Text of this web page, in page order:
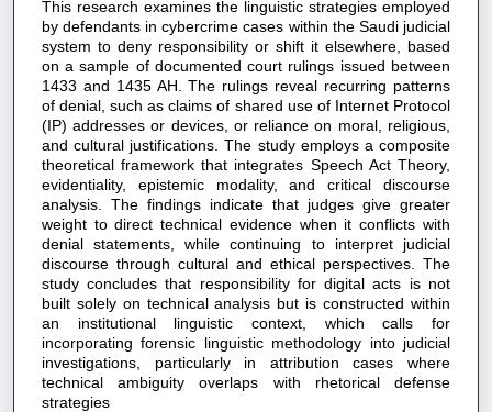
This research examines the linguistic strategies employed
by defendants in cybercrime cases within the Saudi judicial
system to deny responsibility or shift it elsewhere, based
on a sample of documented court rulings issued between
1433 and 1435 AH. The rulings reveal recurring patterns
of denial, such as claims of shared use of Internet Protocol
(IP) addresses or devices, or reliance on moral, religious,
and cultural justifications. The study employs a composite
theoretical framework that integrates Speech Act Theory,
evidentiality, epistemic modality, and critical discourse
analysis. The findings indicate that judges give greater
weight to direct technical evidence when it conflicts with
denial statements, while continuing to interpret judicial
discourse through cultural and ethical perspectives. The
study concludes that responsibility for digital acts is not
built solely on technical analysis but is constructed within
an institutional linguistic context, which calls for
incorporating forensic linguistic methodology into judicial
investigations, particularly in attribution cases where
technical ambiguity overlaps with rhetorical defense
strategies